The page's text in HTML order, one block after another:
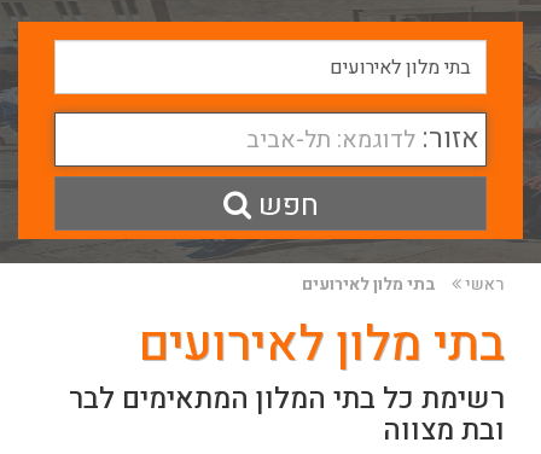
אזור: לדוגמא: תל-אביב
חפש
ראשי בתי מלון לאירועים
בתי מלון לאירועים
רשימת כל בתי המלון המתאימים לבר
ובת מצווה